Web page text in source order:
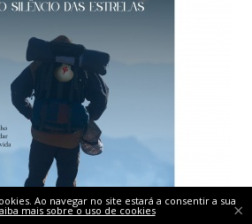
Ao navegar no site estará a consentir a sua
mais sobre o uso de cookies ×